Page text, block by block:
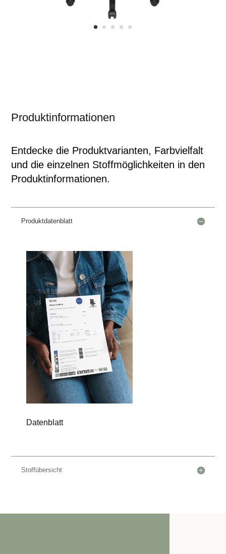
Produktinformationen
Entdecke die Produktvarianten, Farbvielfalt
und die einzelnen Stoffmöglichkeiten in den
Produktinformationen.
Produktdatenblatt
Datenblatt
Stoffübersicht